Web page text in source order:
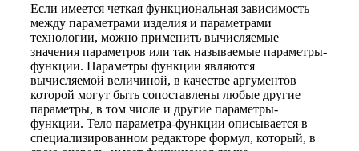
Если имеется четкая функциональная зависимость
между параметрами изделия и параметрами
технологии, можно применить вычисляемые
значения параметров или так называемые параметры-
функции. Параметры функции являются
вычисляемой величиной, в качестве аргументов
которой могут быть сопоставлены любые другие
параметры, в том числе и другие параметры-
функции. Тело параметра-функции описывается в
специализированном редакторе формул, который, в